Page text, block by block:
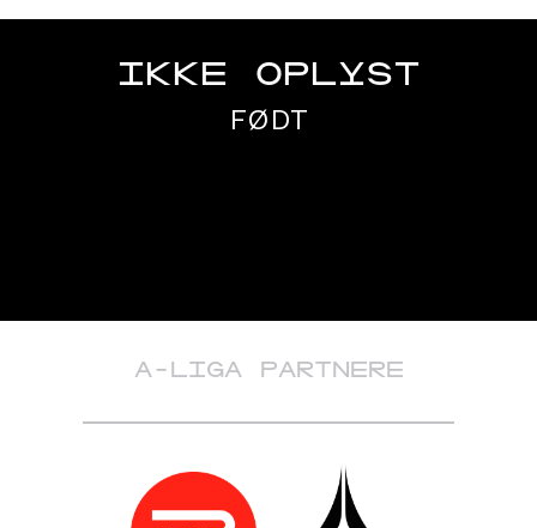
IKKE OPLYST
FØDT
A-LIGA PARTNERE